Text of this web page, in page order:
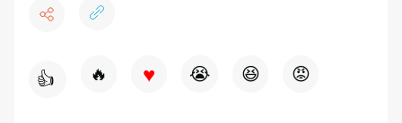
👍 🔥 ♥ 😭 😆 😡